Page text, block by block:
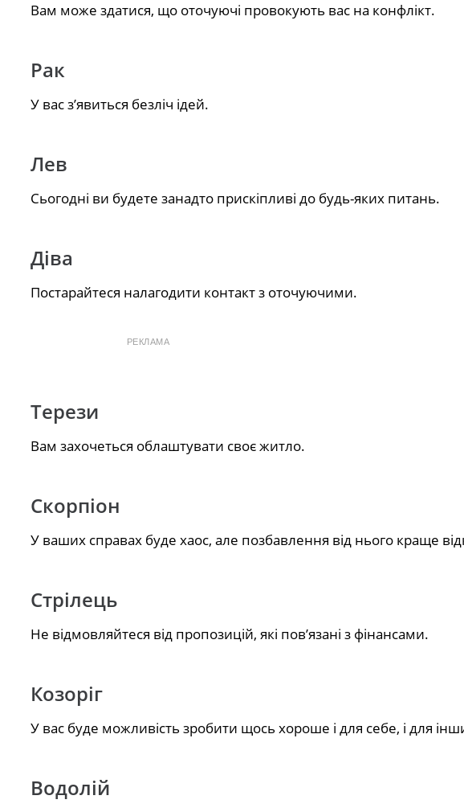
Вам може здатися, що оточуючі провокують вас на конфлікт.
Рак
У вас з’явиться безліч ідей.
Лев
Сьогодні ви будете занадто прискіпливі до будь-яких питань.
Діва
Постарайтеся налагодити контакт з оточуючими.
РЕКЛАМА
Терези
Вам захочеться облаштувати своє житло.
Скорпіон
У ваших справах буде хаос, але позбавлення від нього краще
Стрілець
Не відмовляйтеся від пропозицій, які пов’язані з фінансами.
Козоріг
У вас буде можливість зробити щось хороше і для себе, і для
Водолій